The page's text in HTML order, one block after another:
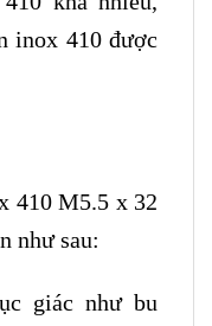
inox 410 được
410 M5.5 x 32
như sau:
giác như bu